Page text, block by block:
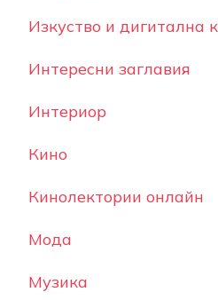
Изкуство и дигитална
Интересни заглавия
Интериор
Кино
Кинолектории онлайн
Мода
Музика